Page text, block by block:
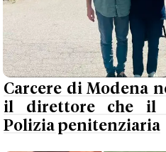
Carcere di Modena
il direttore che il
Polizia penitenziaria